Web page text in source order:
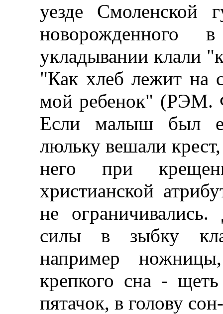
уезде Смоленской
укладывании клали
"Как хлеб лежит на
мой ребенок"
Если малыш был
люльку вешали
него при
христианской
не
силы в зыбку
например
крепкого сна -
пятачок, в голову